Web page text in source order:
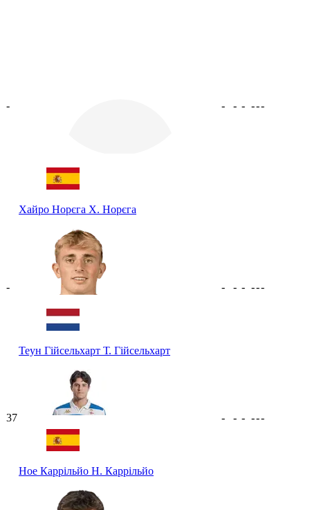
-
Хайро Норєга Х. Норєга
- - - ---
-
Теун Гійсельхарт Т. Гійсельхарт
- - - ---
37
Ное Каррільйо Н. Каррільйо
- - - ---